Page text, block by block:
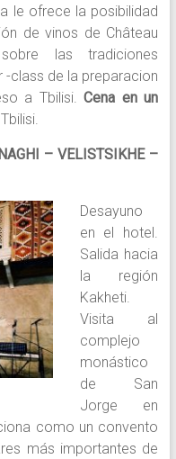
le ofrece la posibilidad
de vinos de Château
las tradiciones
-class de la preparacion
a Tbilisi.Cena en un
– VELISTSIKHE –
Desayuno
en el hotel.
Salida hacia
la región
Kakheti.
Visita al
complejo
monástico
de San
Jorge en
como un convento
más importantes de